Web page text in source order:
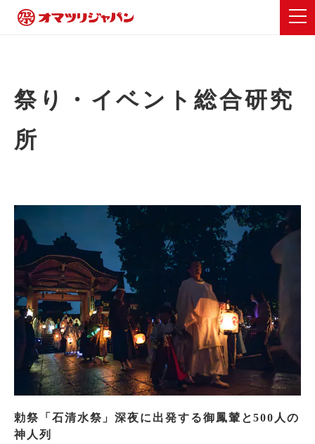
祭り・イベント総合研究
所
勅祭「石清水祭」深夜に出発する御鳳輦と500人の
神人列